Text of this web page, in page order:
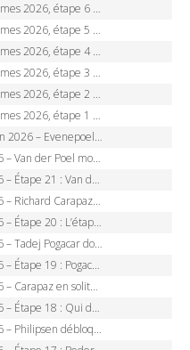
Pienaar gagne à Tournon, Reusser en jaune
à Belleville, Reusser en jaune, Ferrand-Prévot coule
écrase le chrono, Ferrand-Prévot en crise
en solitaire, 88 km d’échappée, maillot jaune
doublé à Genève, Markus héroïque, 7e record
intouchable à Lausanne, premier maillot jaune
4e victoire, Carapaz battu au sprint
Pogacar égale le record des cinq sacres
à Wout van Aert sur les Champs-Elysées ?
doublé et maillot à pois, Seixas perd le podium
Sarenne, Alpe d’Huez, qui succédera à Pogacar ?
d’Huez, 5e victoire, record de Pantani pulvérisé
peut-il enfin dompter l’Alpe d’Huez ?
Paret-Peintre à un point du maillot à pois
Merlette, première marche vers l’Alpe d’Huez ?
à Voiron, Pedersen en danger pour le maillot vert